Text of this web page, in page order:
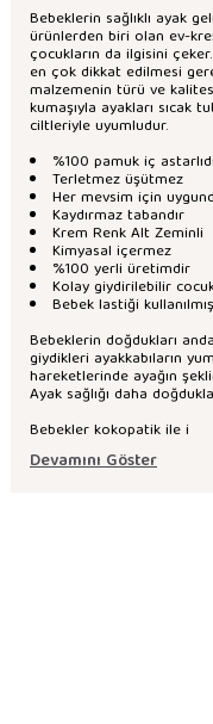
Bebeklerin sağlıklı ayak
ürünlerden biri olan ev-
çocukların da ilgisini
en çok dikkat edilmesi
malzemenin türü ve
kumaşıyla ayakları sıcak
ciltleriyle uyumludur.
%100 pamuk iç
Terletmez üşütmez
Her mevsim için
Kaydırmaz tabandır
Krem Renk Alt Zeminli
Kimyasal içermez
%100 yerli üretimdir
Kolay giydirilebilir
Bebek lastiği
Bebeklerin doğdukları
giydikleri ayakkabıların
hareketlerinde ayağın
Ayak sağlığı daha
Bebekler kokopatik ile i
Devamını Göster